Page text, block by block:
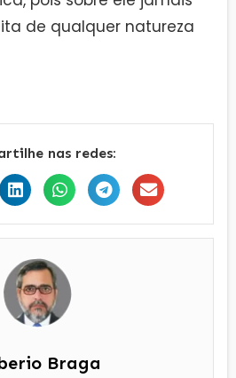
de qualquer natureza
nas redes:
Braga